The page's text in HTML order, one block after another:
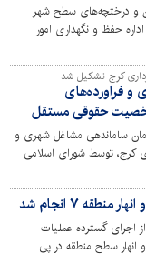
و درختچه‌های سطح شهر
حفظ و نگهداری امور
است. هرس درختان هنگام
آفت‌زده و بیمار، رفع
تیرهای برق، رفع دید
درختان، افزایش
بیرونی مانند باد و یخبندان
کرج تشکیل شد
فراورده‌های
حقوقی مستقل
ساماندهی مشاغل شهری و
کرج، توسط شورای اسلامی
شهرداری‌ها و
این سازمان با شخصیت
کرج و با اصول بازرگانی
۸۴ قانون شهرداری‌ها تشکیل و اداره خواهد
۷ انجام شد
کرج، از اجرای گسترده عملیات
انهار سطح منطقه در پی